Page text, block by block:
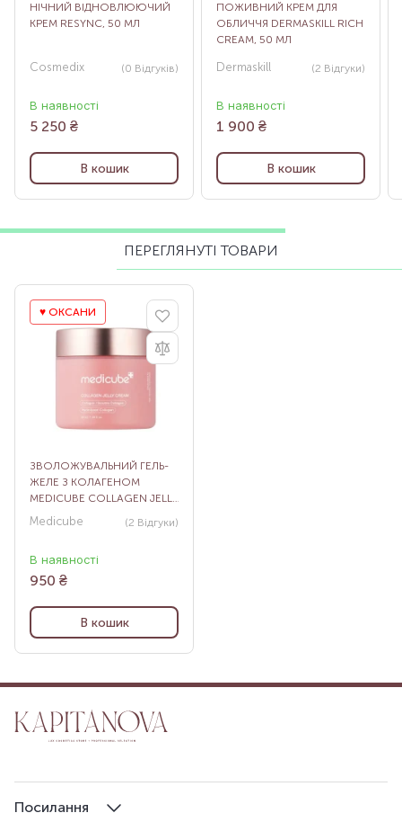
НІЧНИЙ ВІДНОВЛЮЮЧИЙ
КРЕМ RESYNC, 50 МЛ
Cosmedix (0 Відгуків)
В наявності
5 250 ₴
В кошик
ПОЖИВНИЙ КРЕМ ДЛЯ
ОБЛИЧЧЯ DERMASKILL RICH
CREAM, 50 МЛ
Dermaskill (2 Відгуки)
В наявності
1 900 ₴
В кошик
ПЕРЕГЛЯНУТІ ТОВАРИ
♥️ ОКСАНИ
ЗВОЛОЖУВАЛЬНИЙ ГЕЛЬ-
ЖЕЛЕ З КОЛАГЕНОМ
MEDICUBE COLLAGEN JELLY
CREAM, 50 МЛ
Medicube (2 Відгуки)
В наявності
950 ₴
В кошик
Посилання